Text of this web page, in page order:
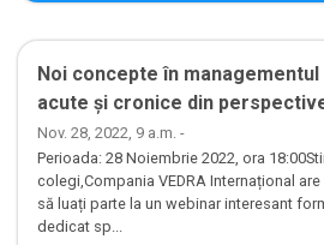
Noi concepte în
acute și cronice din
Nov. 28, 2022, 9 a.m. -
Perioada: 28 Noiembrie 2022, ora
colegi,Compania VEDRA Internațional
să luați parte la un webinar interesant
dedicat sp...